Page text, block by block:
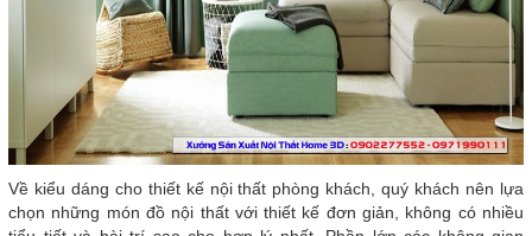
Về kiểu dáng cho thiết kế nội thất phòng khách, quý khách nên lựa
chọn những món đồ nội thất với thiết kế đơn giản, không có nhiều